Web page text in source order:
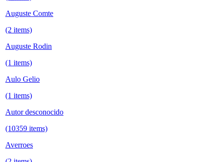
Auguste Comte
(2 items)
Auguste Rodin
(1 items)
Aulo Gelio
(1 items)
Autor desconocido
(10359 items)
Averroes